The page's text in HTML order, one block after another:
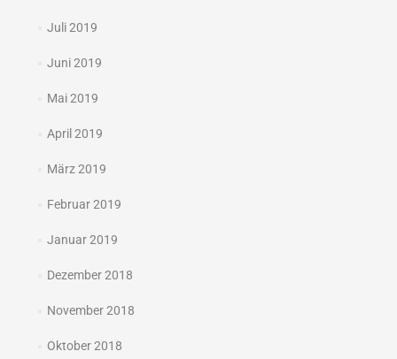
Juli 2019
Juni 2019
Mai 2019
April 2019
März 2019
Februar 2019
Januar 2019
Dezember 2018
November 2018
Oktober 2018